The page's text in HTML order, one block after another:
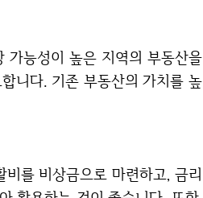
가능성이 높은 지역의 부동산을
니다. 기존 부동산의 가치를 높
를 비상금으로 마련하고, 금리